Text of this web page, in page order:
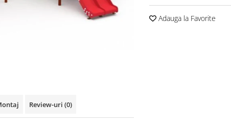
Adauga la Favorite
Review-uri (0)